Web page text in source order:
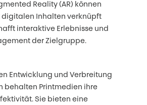
Reality (AR) können
digitalen Inhalten verknüpft
interaktive Erlebnisse und
der Zielgruppe.
Entwicklung und Verbreitung
behalten Printmedien ihre
Sie bieten eine